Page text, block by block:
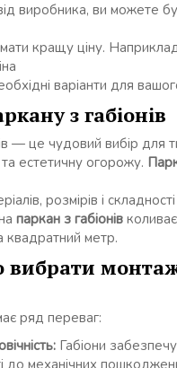
виробника, ви можете
кращу ціну.
варіанти для
з габіонів
— це чудовий вибір для
естетичну огорожу.
розмірів і
паркан з габіонів
метр.
вибрати
ряд переваг:
Габіони
до механічних